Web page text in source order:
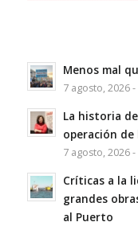
Menos mal
7 agosto, 2026
La historia
operación de
7 agosto, 2026
Críticas a la
grandes
al Puerto